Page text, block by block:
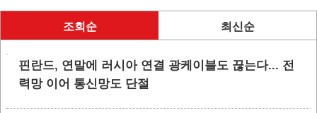
조회순 최신순
핀란드, 연말에 러시아 연결 광케이블도 끊는다... 전
력망 이어 통신망도 단절